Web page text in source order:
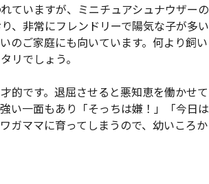
ていますが、ミニチュアシュナウザーの
、非常にフレンドリーで陽気な子が多い
のご家庭にも向いています。何より飼い
リでしょう。
的です。退屈させると悪知恵を働かせて
い一面もあり「そっちは嫌！」「今日は
ガママに育ってしまうので、幼いころか